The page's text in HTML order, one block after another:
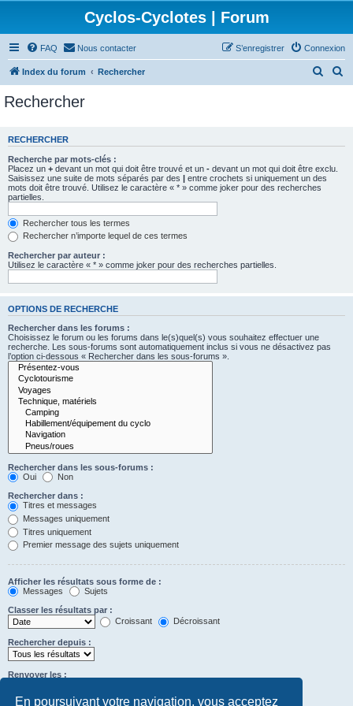
En poursuivant votre navigation, vous acceptez
Cyclos-Cyclotes | Forum
FAQ Nous contacter Connexion
S’enregistrer
Index du forum Rechercher
e
e
r
c
Rechercher
RECHERCHER
Recherche par mots-clés :
Placez un + devant un mot qui doit être trouvé et un - devant un mot qui doit être exclu.
Saisissez une suite de mots séparés par des | entre crochets si uniquement un des
mots doit être trouvé. Utilisez le caractère « * » comme joker pour des recherches
partielles.
Rechercher tous les termes
Rechercher n’importe lequel de ces termes
Rechercher par auteur :
Utilisez le caractère « * » comme joker pour des recherches partielles.
OPTIONS DE RECHERCHE
Rechercher dans les forums :
Choisissez le forum ou les forums dans le(s)quel(s) vous souhaitez effectuer une
recherche. Les sous-forums sont automatiquement inclus si vous ne désactivez pas
l’option ci-dessous « Rechercher dans les sous-forums ».
Rechercher dans les sous-forums :
Oui
Non
Rechercher dans :
Titres et messages
Messages uniquement
Titres uniquement
Premier message des sujets uniquement
Afficher les résultats sous forme de :
Messages
Sujets
Classer les résultats par :
Croissant
Décroissant
Rechercher depuis :
Renvoyer les :